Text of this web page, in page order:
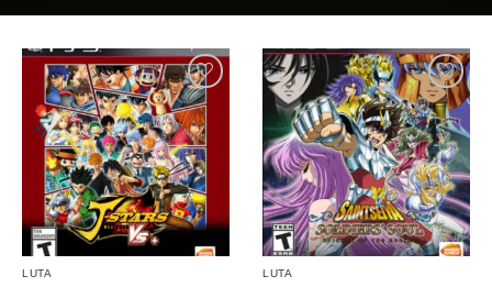
LUTA LUTA